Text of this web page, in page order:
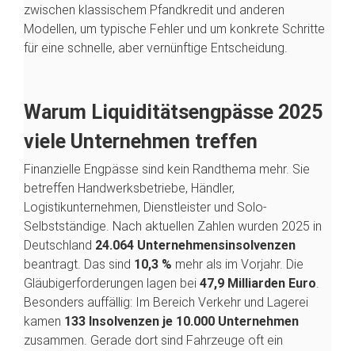
zwischen klassischem Pfandkredit und anderen
Modellen, um typische Fehler und um konkrete Schritte
für eine schnelle, aber vernünftige Entscheidung.
Warum Liquiditätsengpässe 2025
viele Unternehmen treffen
Finanzielle Engpässe sind kein Randthema mehr. Sie
betreffen Handwerksbetriebe, Händler,
Logistikunternehmen, Dienstleister und Solo-
Selbstständige. Nach aktuellen Zahlen wurden 2025 in
Deutschland 24.064 Unternehmensinsolvenzen
beantragt. Das sind 10,3 % mehr als im Vorjahr. Die
Gläubigerforderungen lagen bei 47,9 Milliarden Euro.
Besonders auffällig: Im Bereich Verkehr und Lagerei
kamen 133 Insolvenzen je 10.000 Unternehmen
zusammen. Gerade dort sind Fahrzeuge oft ein
c
k
s
e
n